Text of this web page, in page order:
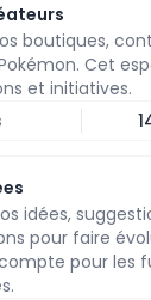
boutiques,
Cet
et initiatives.
idées,
pour faire
pour les